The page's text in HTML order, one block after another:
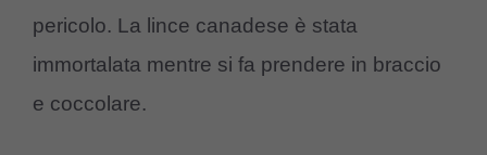
pericolo. La lince canadese è stata
immortalata mentre si fa prendere in braccio
e coccolare.